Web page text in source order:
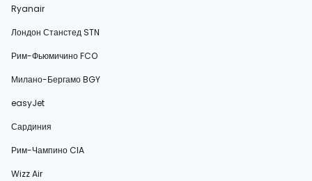
Ryanair
Лондон Станстед STN
Рим-Фьюмичино FCO
Милано-Бергамо BGY
easyJet
Сардиния
Рим-Чампино CIA
Wizz Air